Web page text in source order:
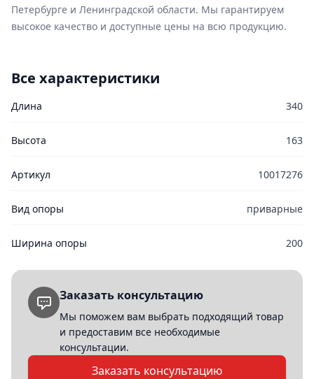
Петербурге и Ленинградской области. Мы гарантируем
высокое качество и доступные цены на всю продукцию.
Все характеристики
Длина 340
Высота 163
Артикул 10017276
Вид опоры приварные
Ширина опоры 200
Заказать консультацию
Мы поможем вам выбрать подходящий товар
и предоставим все необходимые
консультации.
Заказать консультацию